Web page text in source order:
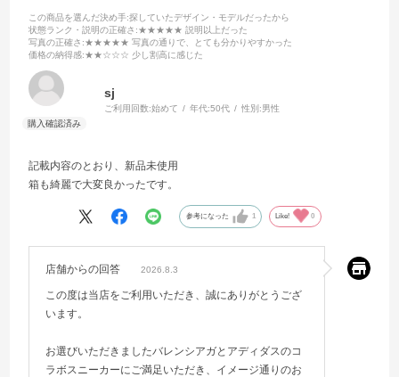
この商品を選んだ決め手:探していたデザイン・モデルだったから
状態ランク・説明の正確さ :★★★★★ 説明以上だった
写真の正確さ :★★★★★ 写真の通りで、とても分かりやすかった
価格の納得感:★★☆☆☆ 少し割高に感じた
sj
ご利用回数:始めて 年代:50代 性別:男性
記載内容のとおり、新品未使用
箱も綺麗で大変良かったです。
参考になった 1 Like! 0
店舗からの回答 2026.8.3
この度は当店をご利用いただき、誠にありがとうござ
います。
お選びいただきましたバレンシアガとアディダスのコ
ラボスニーカーにご満足いただき、イメージ通りのお